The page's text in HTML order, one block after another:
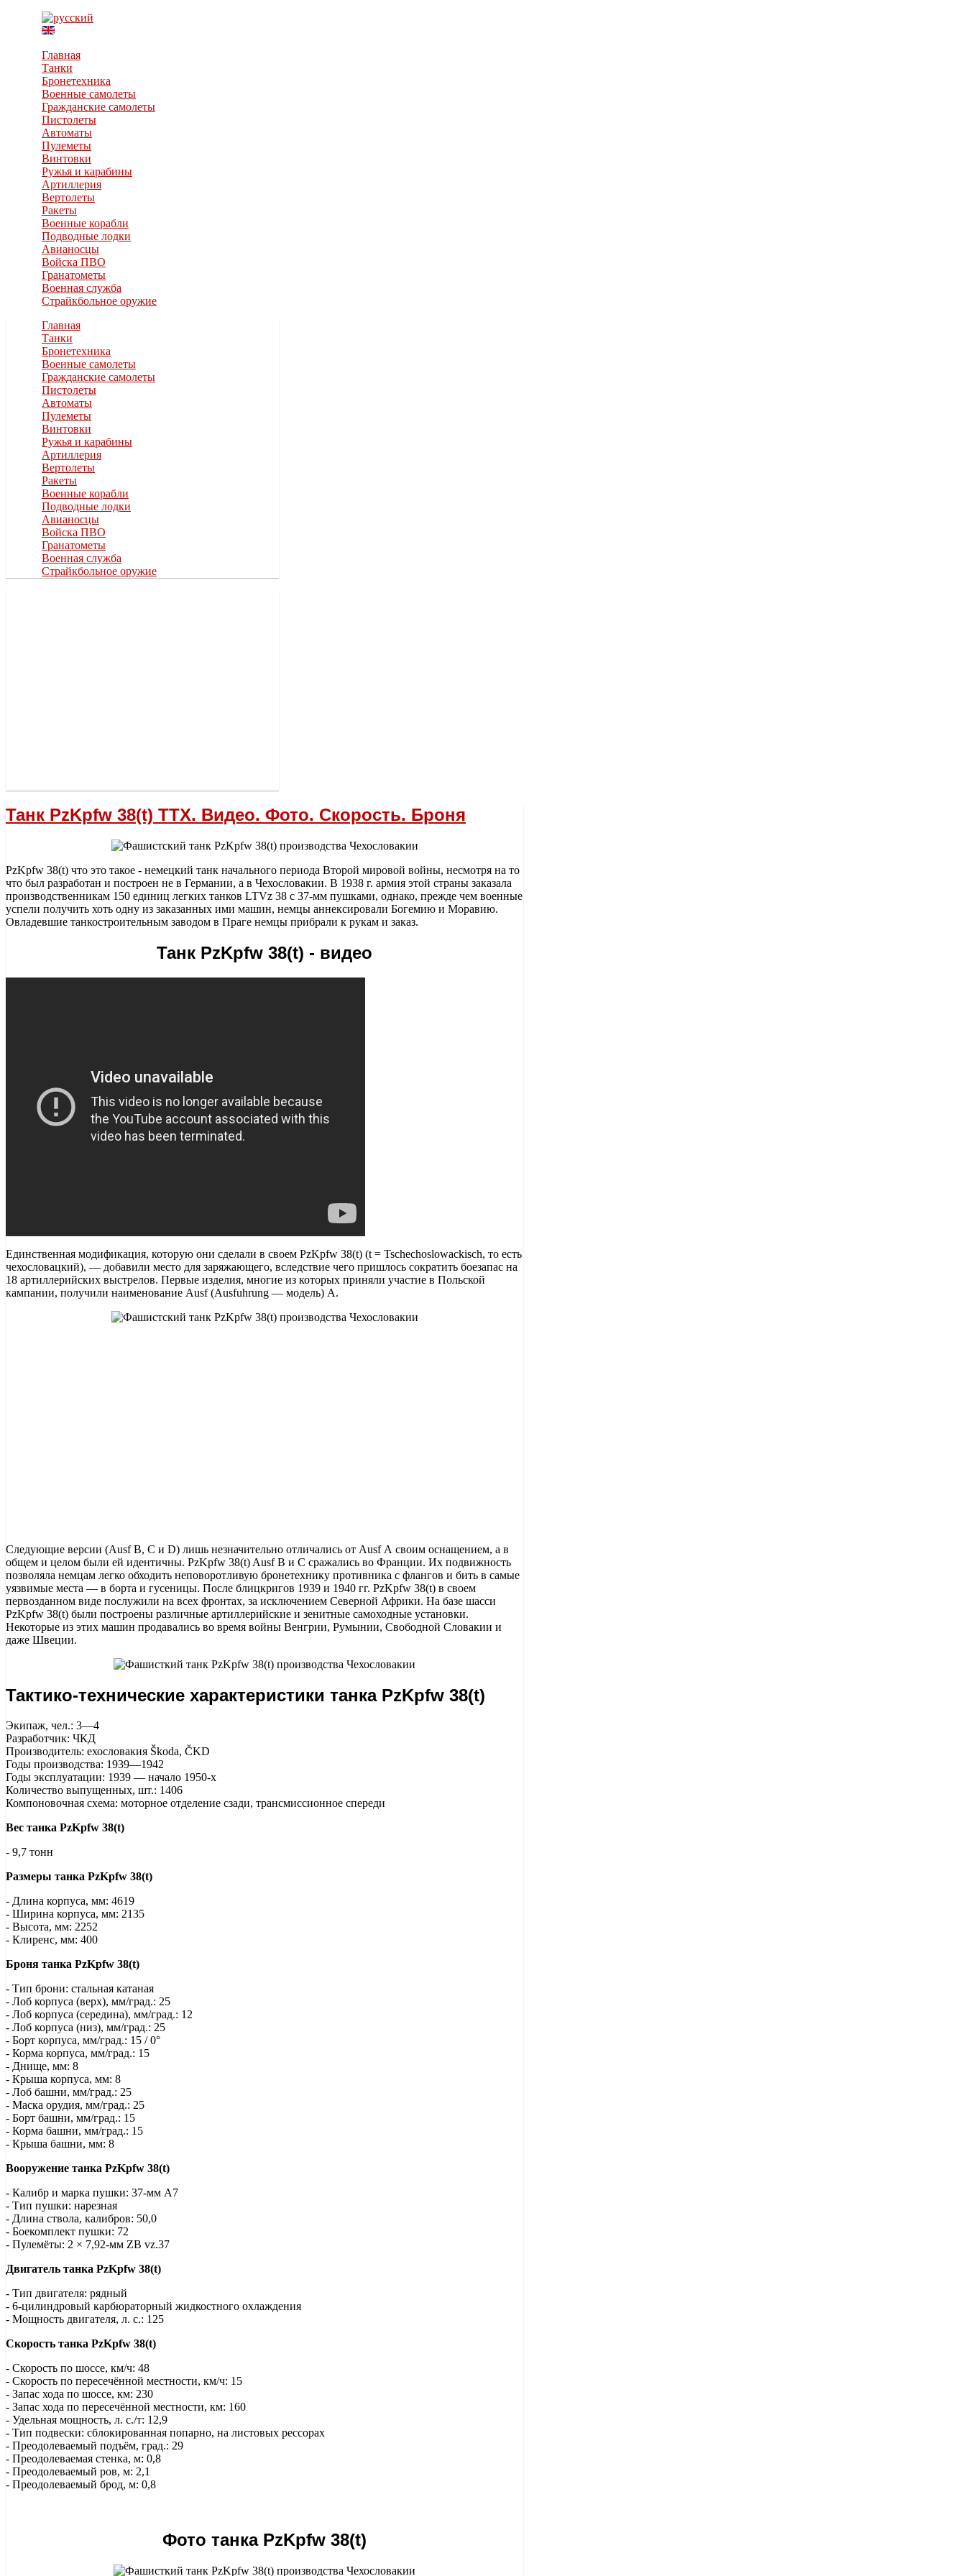
Главная
Танки
Бронетехника
Военные самолеты
Гражданские самолеты
Пистолеты
Автоматы
Пулеметы
Винтовки
Ружья и карабины
Артиллерия
Вертолеты
Ракеты
Военные корабли
Подводные лодки
Авианосцы
Войска ПВО
Гранатометы
Военная служба
Страйкбольное оружие
Главная
Танки
Бронетехника
Военные самолеты
Гражданские самолеты
Пистолеты
Автоматы
Пулеметы
Винтовки
Ружья и карабины
Артиллерия
Вертолеты
Ракеты
Военные корабли
Подводные лодки
Авианосцы
Войска ПВО
Гранатометы
Военная служба
Страйкбольное оружие
Танк PzKpfw 38(t) ТТХ. Видео. Фото. Скорость. Броня
PzKpfw 38(t) что это такое - немецкий танк начального периода Второй мировой войны, несмотря на то
что был разработан и построен не в Германии, а в Чехословакии. В 1938 г. армия этой страны заказала
производственникам 150 единиц легких танков LTVz 38 с 37-мм пушками, однако, прежде чем военные
успели получить хоть одну из заказанных ими машин, немцы аннексировали Богемию и Моравию.
Овладевшие танкостроительным заводом в Праге немцы прибрали к рукам и заказ.
Танк PzKpfw 38(t) - видео
Единственная модификация, которую они сделали в своем PzKpfw 38(t) (t = Tschechoslowackisch, то есть
чехословацкий), — добавили место для заряжающего, вследствие чего пришлось сократить боезапас на
18 артиллерийских выстрелов. Первые изделия, многие из которых приняли участие в Польской
кампании, получили наименование Ausf (Ausfuhrung — модель) А.
Следующие версии (Ausf В, С и D) лишь незначительно отличались от Ausf А своим оснащением, а в
общем и целом были ей идентичны. PzKpfw 38(t) Ausf В и С сражались во Франции. Их подвижность
позволяла немцам легко обходить неповоротливую бронетехнику противника с флангов и бить в самые
уязвимые места — в борта и гусеницы. После блицкригов 1939 и 1940 гг. PzKpfw 38(t) в своем
первозданном виде послужили на всех фронтах, за исключением Северной Африки. На базе шасси
PzKpfw 38(t) были построены различные артиллерийские и зенитные самоходные установки.
Некоторые из этих машин продавались во время войны Венгрии, Румынии, Свободной Словакии и
даже Швеции.
Тактико-технические характеристики танка PzKpfw 38(t)
Экипаж, чел.: 3—4
Разработчик: ЧКД
Производитель: ехословакия Škoda, ČKD
Годы производства: 1939—1942
Годы эксплуатации: 1939 — начало 1950-х
Количество выпущенных, шт.: 1406
Компоновочная схема: моторное отделение сзади, трансмиссионное спереди
Вес танка PzKpfw 38(t)
- 9,7 тонн
Размеры танка PzKpfw 38(t)
- Длина корпуса, мм: 4619
- Ширина корпуса, мм: 2135
- Высота, мм: 2252
- Клиренс, мм: 400
Броня танка PzKpfw 38(t)
- Тип брони: стальная катаная
- Лоб корпуса (верх), мм/град.: 25
- Лоб корпуса (середина), мм/град.: 12
- Лоб корпуса (низ), мм/град.: 25
- Борт корпуса, мм/град.: 15 / 0°
- Корма корпуса, мм/град.: 15
- Днище, мм: 8
- Крыша корпуса, мм: 8
- Лоб башни, мм/град.: 25
- Маска орудия, мм/град.: 25
- Борт башни, мм/град.: 15
- Корма башни, мм/град.: 15
- Крыша башни, мм: 8
Вооружение танка PzKpfw 38(t)
- Калибр и марка пушки: 37-мм A7
- Тип пушки: нарезная
- Длина ствола, калибров: 50,0
- Боекомплект пушки: 72
- Пулемёты: 2 × 7,92-мм ZB vz.37
Двигатель танка PzKpfw 38(t)
- Тип двигателя: рядный
- 6-цилиндровый карбюраторный жидкостного охлаждения
- Мощность двигателя, л. с.: 125
Скорость танка PzKpfw 38(t)
- Скорость по шоссе, км/ч: 48
- Скорость по пересечённой местности, км/ч: 15
- Запас хода по шоссе, км: 230
- Запас хода по пересечённой местности, км: 160
- Удельная мощность, л. с./т: 12,9
- Тип подвески: сблокированная попарно, на листовых рессорах
- Преодолеваемый подъём, град.: 29
- Преодолеваемая стенка, м: 0,8
- Преодолеваемый ров, м: 2,1
- Преодолеваемый брод, м: 0,8
Фото танка PzKpfw 38(t)